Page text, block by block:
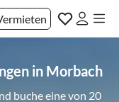
in Morbach
buche eine von 20